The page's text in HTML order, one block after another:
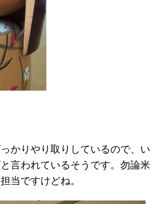
かりやり取りしているので、い
言われているそうです。勿論米
当ですけどね。